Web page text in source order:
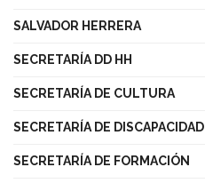
SALVADOR HERRERA
SECRETARÍA DD HH
SECRETARÍA DE CULTURA
SECRETARÍA DE DISCAPACIDAD
SECRETARÍA DE FORMACIÓN